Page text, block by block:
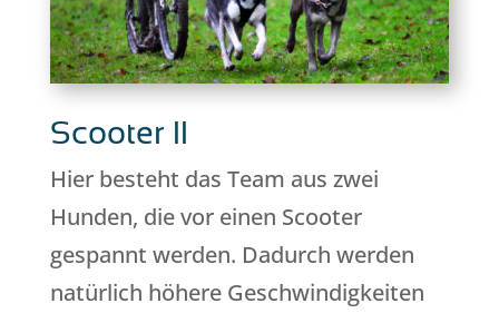
Scooter II
Hier besteht das Team aus zwei
Hunden, die vor einen Scooter
gespannt werden. Dadurch werden
natürlich höhere Geschwindigkeiten